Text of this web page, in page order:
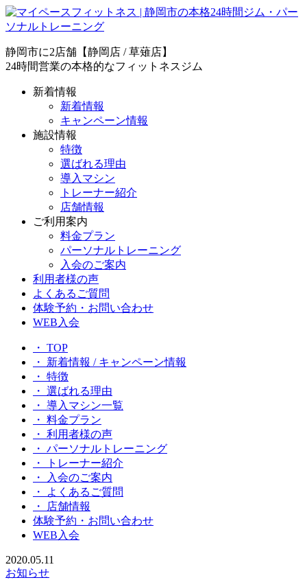
静岡市に2店舗【静岡店 / 草薙店】
24時間営業の本格的なフィットネスジム
新着情報
新着情報
キャンペーン情報
施設情報
特徴
選ばれる理由
導入マシン
トレーナー紹介
店舗情報
ご利用案内
料金プラン
パーソナルトレーニング
入会のご案内
利用者様の声
よくあるご質問
体験予約・お問い合わせ
WEB入会
・ TOP
・ 新着情報 / キャンペーン情報
・ 特徴
・ 選ばれる理由
・ 導入マシン一覧
・ 料金プラン
・ 利用者様の声
・ パーソナルトレーニング
・ トレーナー紹介
・ 入会のご案内
・ よくあるご質問
・ 店舗情報
体験予約・お問い合わせ
WEB入会
2020.05.11
お知らせ